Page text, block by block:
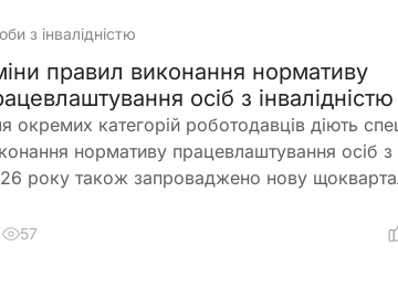
з інвалідністю
правил виконання нормативу
осіб з
окремих категорій роботодавців діють
нормативу працевлаштування осіб з
року також запроваджено нову
57